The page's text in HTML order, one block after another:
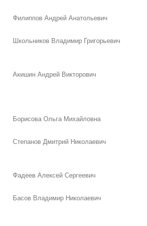
Филиппов Андрей Анатольевич
Школьников Владимир Григорьевич
Акишин Андрей Викторович
Борисова Ольга Михайловна
Степанов Дмитрий Николаевич
Фадеев Алексей Сергеевич
Басов Владимир Николаевич